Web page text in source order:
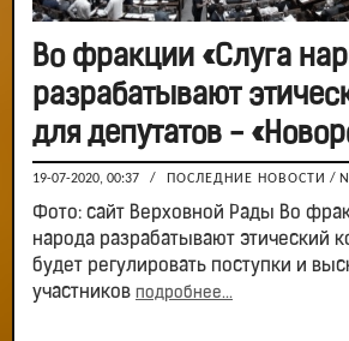
Во фракции «Слуга
разрабатывают
для депутатов -
19-07-2020, 00:37 / ПОСЛЕДНИЕ НОВОСТИ /
Фото: сайт Верховной Рады Во
народа разрабатывают этический
будет регулировать поступки и
участников подробнее...